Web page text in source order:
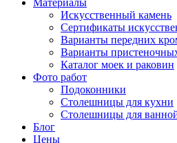
Материалы
Искусственный камень
Сертификаты
Варианты передних
Варианты
Каталог моек и раковин
Фото работ
Подоконники
Столешницы для кухни
Столешницы для
Блог
Цены